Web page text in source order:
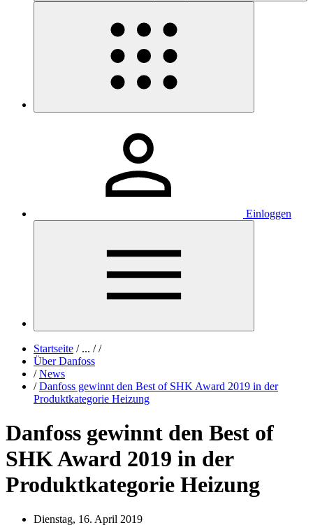
Einloggen
Startseite /... / /
Über Danfoss
/ News
/ Danfoss gewinnt den Best of SHK Award 2019 in der
Produktkategorie Heizung
Danfoss gewinnt den Best of
SHK Award 2019 in der
Produktkategorie Heizung
Dienstag, 16. April 2019